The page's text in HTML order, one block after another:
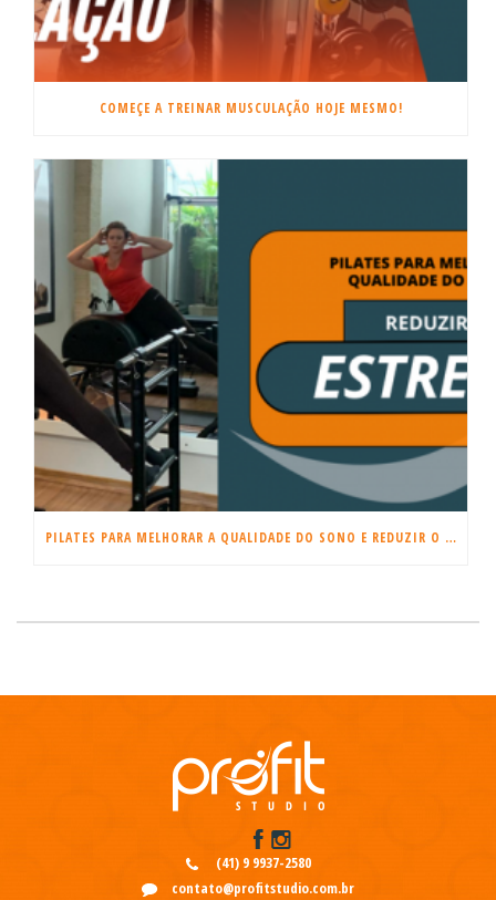
COMEÇE A TREINAR MUSCULAÇÃO HOJE MESMO!
PILATES PARA MELHORAR A QUALIDADE DO SONO E REDUZIR O ESTRESSE
(41) 9 9937-2580
contato@profitstudio.com.br